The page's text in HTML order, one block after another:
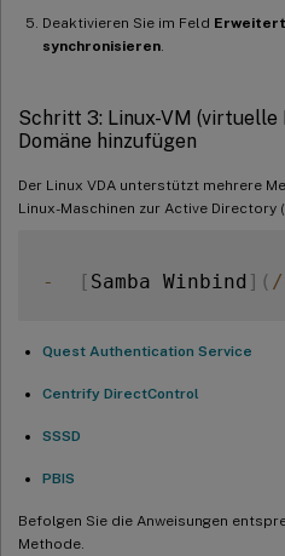
Deaktivieren Sie im Feld Erweitert
synchronisieren
Schritt 3: Linux-VM (virtuelle
Domäne hinzufügen
Der Linux VDA unterstützt mehrere
Linux-Maschinen zur Active Directory
- [ Samba Winbind ] ( /
Quest Authentication Service
Centrify DirectControl
SSSD
PBIS
Befolgen Sie die Anweisungen
Methode.